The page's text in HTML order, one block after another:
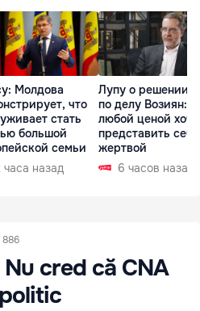
Молдова
что
стать
большой
семьи
часа назад
Лупу о решении
по делу Возиян:
любой ценой
представить себя
жертвой
6 часов назад
886
cred că CNA